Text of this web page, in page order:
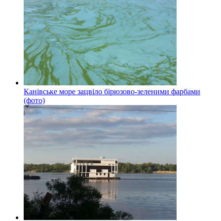
Канівське море зацвіло бірюзово-зеленими фарбами
(фото)